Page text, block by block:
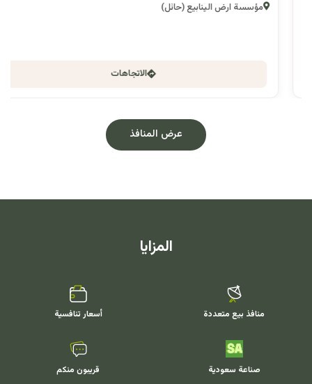
مؤسسة ارض الينابيع (حائل)
الاتجاهات
عرض المنافذ
المزايا
منافذ بيع متعددة أسعار تنافسية
صناعة سعودية قريبون منكم